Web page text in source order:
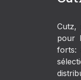
Cutz,
pour
forts: